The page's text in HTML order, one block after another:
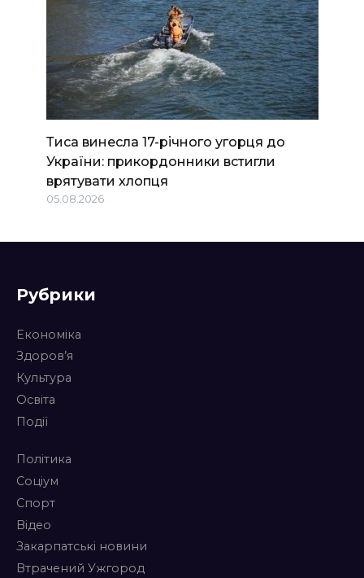
Тиса винесла 17-річного угорця до
України: прикордонники встигли
врятувати хлопця
05.08.2026
Рубрики
Економіка
Здоров’я
Культура
Освіта
Події
Політика
Соціум
Спорт
Відео
Закарпатські новини
Втрачений Ужгород